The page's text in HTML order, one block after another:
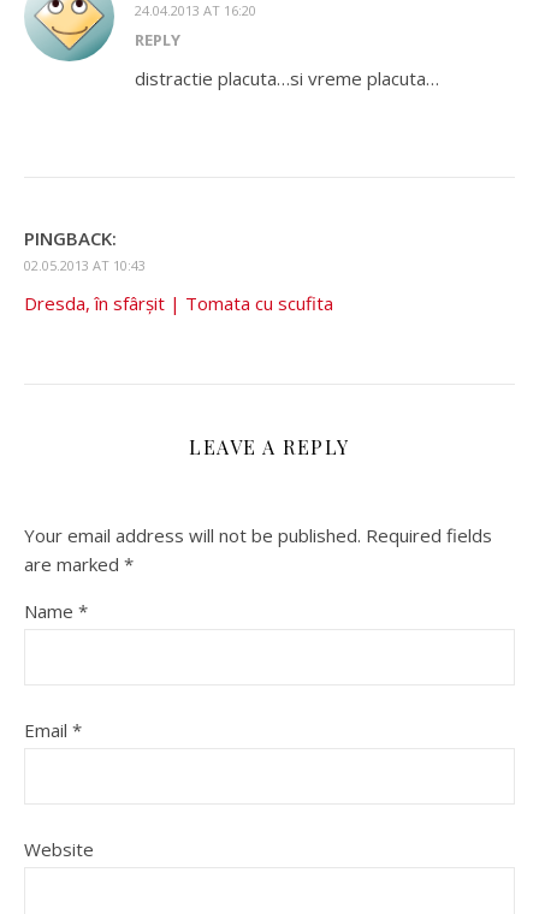
24.04.2013 AT 16:20
REPLY
distractie placuta…si vreme placuta…
PINGBACK:
02.05.2013 AT 10:43
Dresda, în sfârșit | Tomata cu scufita
LEAVE A REPLY
Your email address will not be published. Required fields
are marked *
Name *
Email *
Website